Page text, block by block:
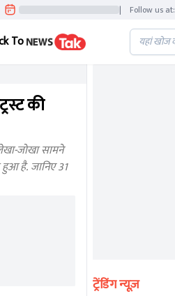
| Follow us at:
To
की
जोखा सामने
है. जानिए 31
ट्रेंडिंग न्यूज़